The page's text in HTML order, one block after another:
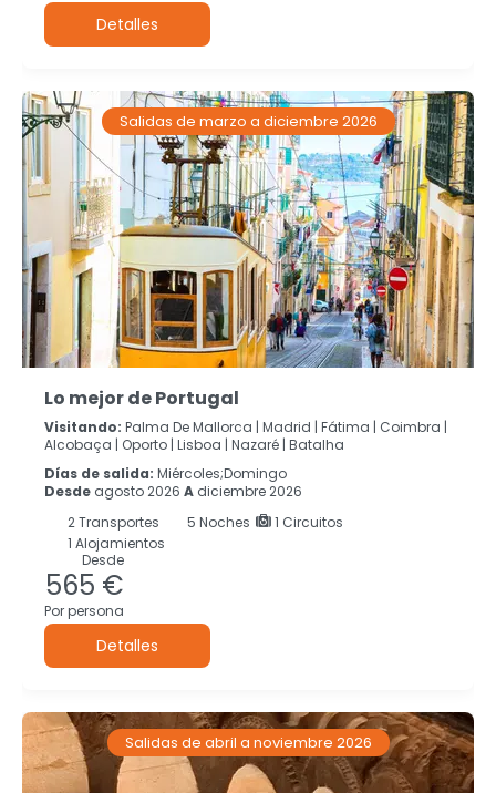
Detalles
Salidas de marzo a diciembre 2026
Lo mejor de Portugal
Visitando: Palma De Mallorca | Madrid | Fátima | Coimbra |
Alcobaça | Oporto | Lisboa | Nazaré | Batalha
Días de salida: Miércoles;Domingo
Desde agosto 2026 A diciembre 2026
2Transportes 5 Noches
1 Circuitos
1 Alojamientos
Desde
565 €
Por persona
Detalles
Salidas de abril a noviembre 2026